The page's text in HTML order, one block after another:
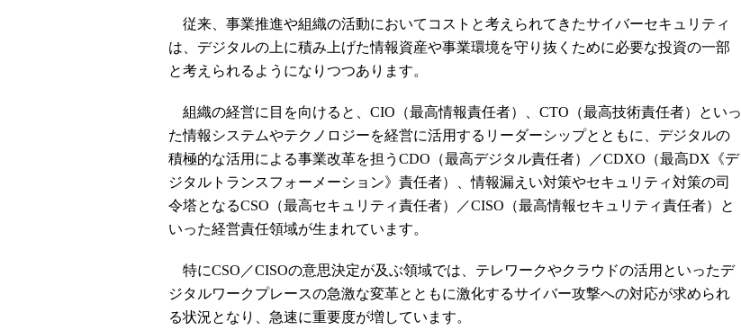
従来、事業推進や組織の活動においてコストと考えられてきたサイバーセキュリティ
は、デジタルの上に積み上げた情報資産や事業環境を守り抜くために必要な投資の一部
と考えられるようになりつつあります。
組織の経営に目を向けると、CIO（最高情報責任者）、CTO（最高技術責任者）といっ
た情報システムやテクノロジーを経営に活用するリーダーシップとともに、デジタルの
積極的な活用による事業改革を担うCDO（最高デジタル責任者）／CDXO（最高DX《デ
ジタルトランスフォーメーション》責任者）、情報漏えい対策やセキュリティ対策の司
令塔となるCSO（最高セキュリティ責任者）／CISO（最高情報セキュリティ責任者）と
いった経営責任領域が生まれています。
特にCSO／CISOの意思決定が及ぶ領域では、テレワークやクラウドの活用といったデ
ジタルワークプレースの急激な変革とともに激化するサイバー攻撃への対応が求められ
る状況となり、急速に重要度が増しています。